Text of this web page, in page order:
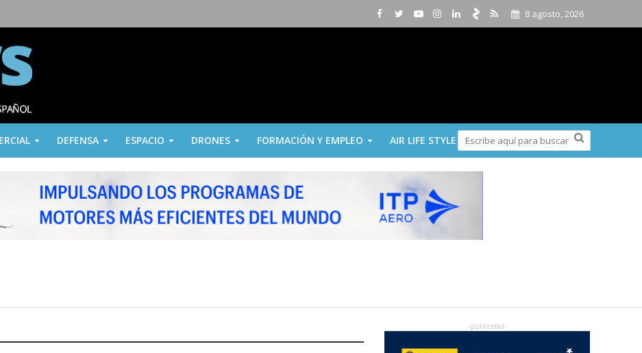
8 agosto, 2026
DEFENSA ESPACIO DRONES FORMACIÓN Y EMPLEO AIR LIFE STYLE